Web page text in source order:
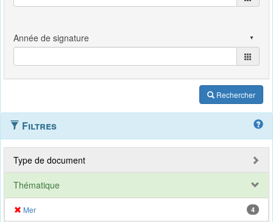
Rechercher
Filtres
Type de document
Thématique
Mer 4